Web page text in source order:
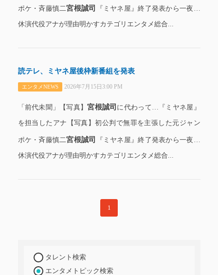
ポケ・斉藤慎二宮根誠司 『ミヤネ屋』終了発表から一夜…
休演代役アナが理由明かすカテゴリエンタメ総合...
読テレ、ミヤネ屋後枠新番組を発表
エンタメNEWS 2026年7月15日3:00 PM
「前代未聞」【写真】宮根誠司 に代わって…『ミヤネ屋』
を担当したアナ【写真】初公判で無罪を主張した元ジャン
ポケ・斉藤慎二宮根誠司 『ミヤネ屋』終了発表から一夜…
休演代役アナが理由明かすカテゴリエンタメ総合...
1
タレント検索
エンタメトピック検索